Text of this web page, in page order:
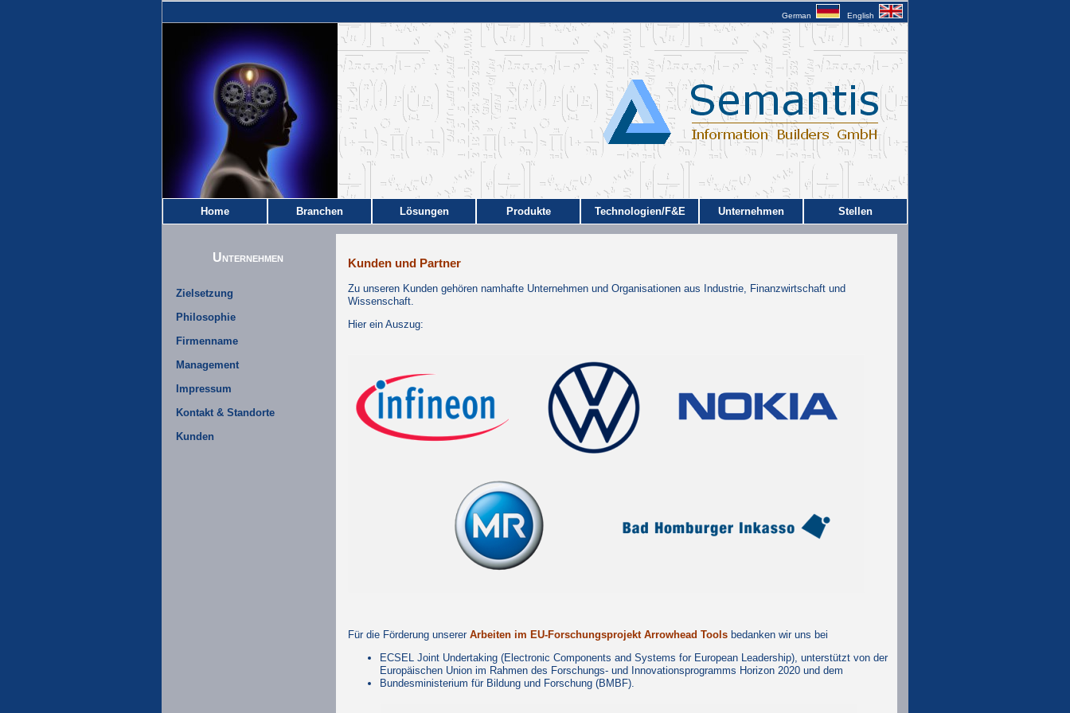
German English
Home Branchen Lösungen Produkte Technologien/F&E Unternehmen Stellen
Unternehmen
Zielsetzung
Philosophie
Firmenname
Management
Impressum
Kontakt & Standorte
Kunden
Kunden und Partner
Zu unseren Kunden gehören namhafte Unternehmen und Organisationen aus Industrie, Finanzwirtschaft und
Wissenschaft.
Hier ein Auszug:
Für die Förderung unsererArbeiten im EU-Forschungsprojekt Arrowhead Tools bedanken wir uns bei
ECSEL Joint Undertaking (Electronic Components and Systems for European Leadership), unterstützt von der
Europäischen Union im Rahmen des Forschungs- und Innovationsprogramms Horizon 2020 und dem
Bundesministerium für Bildung und Forschung (BMBF).